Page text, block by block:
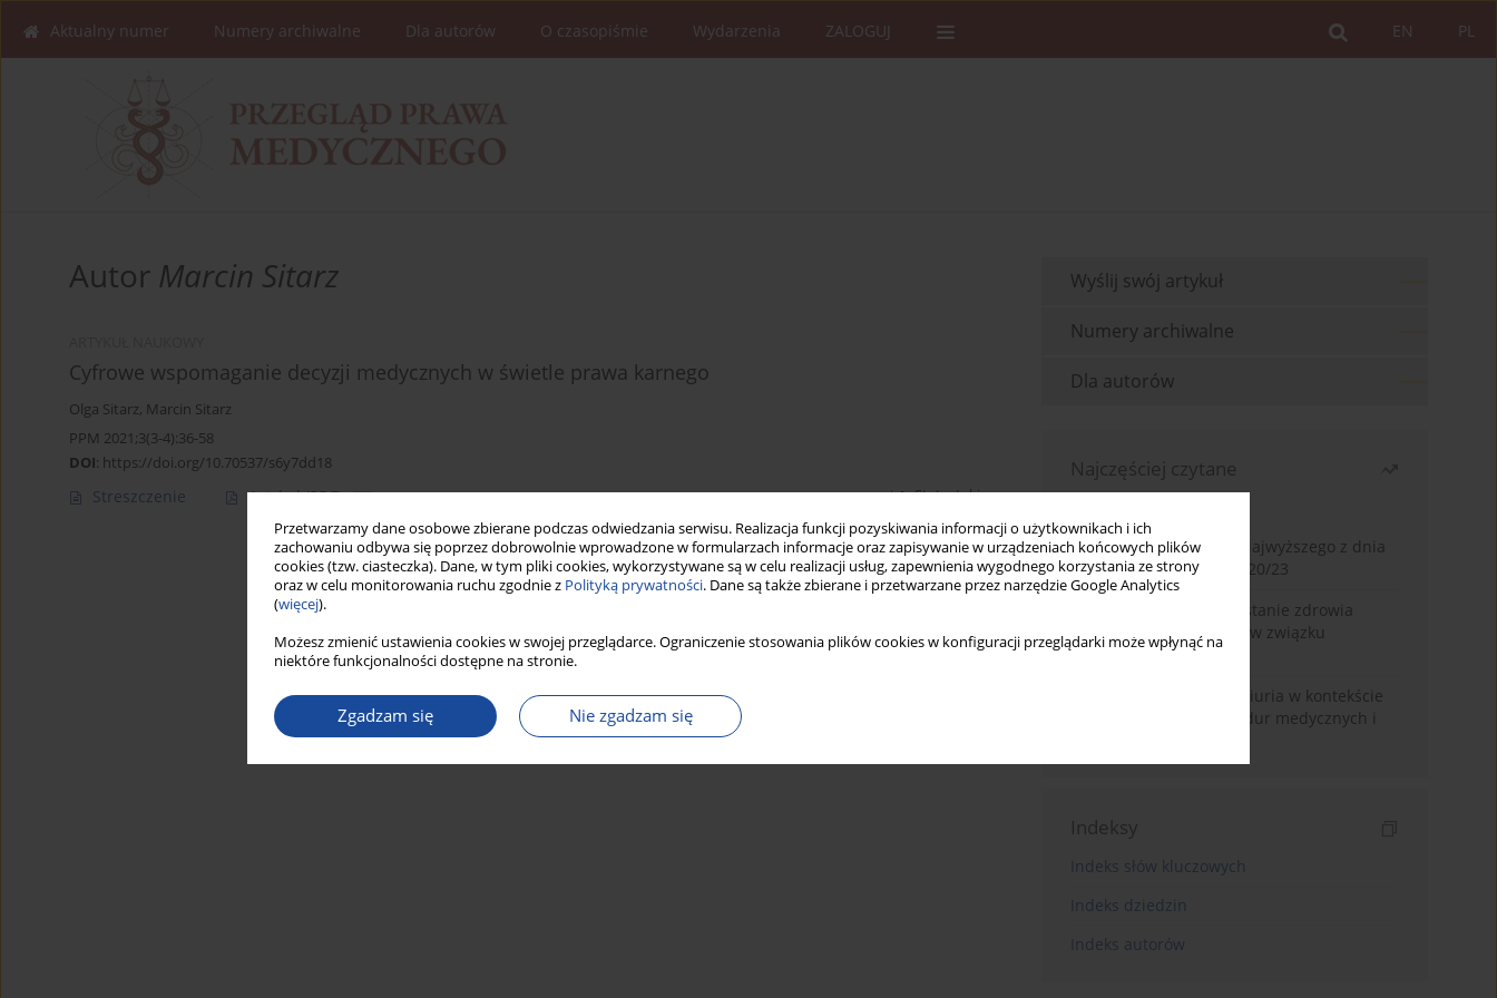
Przetwarzamy dane osobowe zbierane podczas odwiedzania serwisu. Realizacja funkcji pozyskiwania informacji o użytkownikach i ich
zachowaniu odbywa się poprzez dobrowolnie wprowadzone w formularzach informacje oraz zapisywanie w urządzeniach końcowych plików
cookies (tzw. ciasteczka). Dane, w tym pliki cookies, wykorzystywane są w celu realizacji usług, zapewnienia wygodnego korzystania ze strony
oraz w celu monitorowania ruchu zgodnie z Polityką prywatności. Dane są także zbierane i przetwarzane przez narzędzie Google Analytics
(więcej).
Możesz zmienić ustawienia cookies w swojej przeglądarce. Ograniczenie stosowania plików cookies w konfiguracji przeglądarki może wpłynąć na
niektóre funkcjonalności dostępne na stronie.
Zgadzam się Nie zgadzam się
PL
EN
Aktualny numer Numery archiwalne Dla autorów O czasopiśmie Wydarzenia ZALOGUJ
Autor Marcin Sitarz
Cyfrowe wspomaganie decyzji medycznych w świetle prawa karnego
Olga Sitarz, Marcin Sitarz
PPM 2021;3(3-4):36-58
DOI: https://doi.org/10.70537/s6y7dd18
Streszczenie Artykuł(PDF) Statystyki
Wyślij swój artykuł
Numery archiwalne
Dla autorów
Najczęściej czytane
Glosa do wyroku Sądu Najwyższego z dnia
2 lipca 2025 r., II CSKP 920/23
Dostęp do informacji o stanie zdrowia
pacjenta pozostającego w związku
jednopłciowym
Zasada volenti non fit iniuria w kontekście
nieodwracalnych procedur medycznych i
Indeksy
Indeks słów kluczowych
Indeks dziedzin
Indeks autorów